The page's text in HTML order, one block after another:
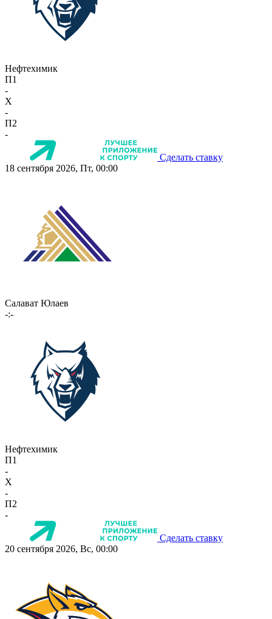
Нефтехимик
П1
-
X
-
П2
-
Сделать ставку
18 сентября 2026, Пт, 00:00
Салават Юлаев
-:-
Нефтехимик
П1
-
X
-
П2
-
Сделать ставку
20 сентября 2026, Вс, 00:00